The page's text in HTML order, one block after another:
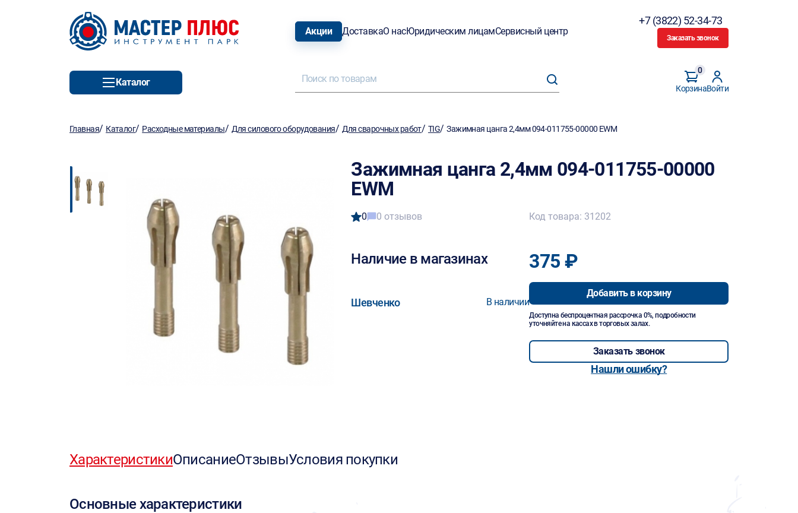
Акции ДоставкаО насЮридическим лицамСервисный центр
+7 (3822) 52-34-73
Заказать звонок
Каталог
Корзина
0
Войти
Главная/ Каталог/ Расходные материалы/ Для силового оборудования/ Для сварочных работ/ TIG/Зажимная цанга 2,4мм 094-011755-00000 EWM
Зажимная цанга 2,4мм 094-011755-00000
EWM
0 0 отзывов
Наличие в магазинах
Шевченко В наличии
Код товара: 31202
375 ₽
Добавить в корзину
Доступна беспроцентная рассрочка 0%, подробности
уточняйте на кассах в торговых залах.
Заказать звонок
Нашли ошибку?
ХарактеристикиОписаниеОтзывыУсловия покупки
Основные характеристики